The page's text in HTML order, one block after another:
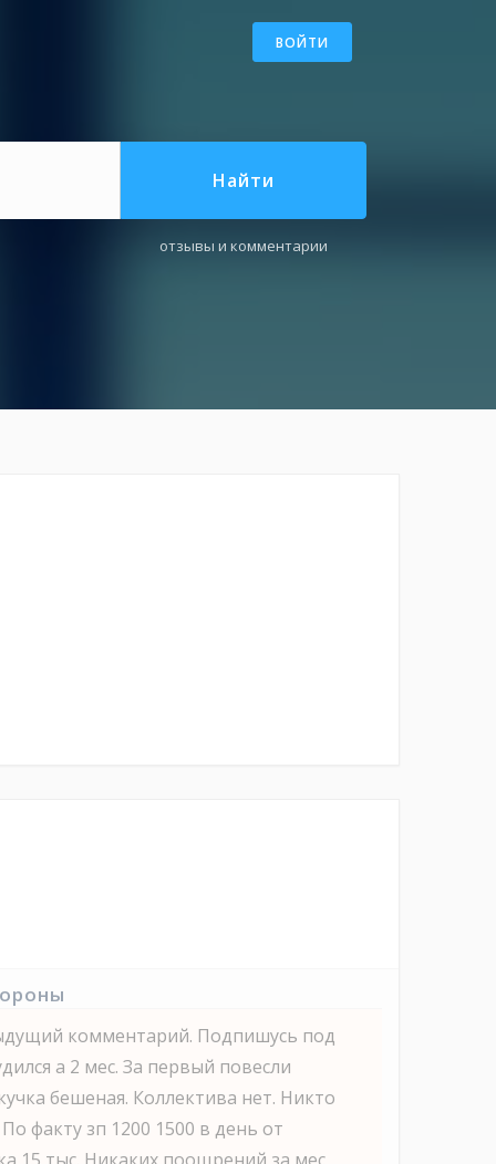
ВОЙТИ
Найти
отзывы и комментарии
комментарий. Подпишусь под
а 2 мес. За первый повесли
бешеная. Коллектива нет. Никто
факту зп 1200 1500 в день от